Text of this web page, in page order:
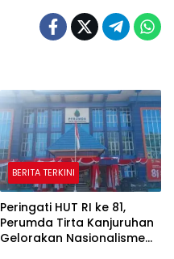
BERITA TERKINI
Peringati HUT RI ke 81,
Perumda Tirta Kanjuruhan
Gelorakan Nasionalisme